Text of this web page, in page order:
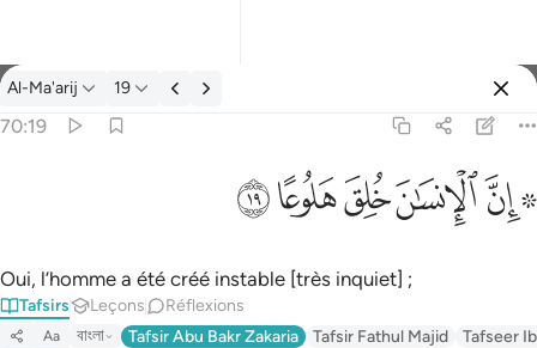
Tafsir: Al-Ma'arij 70:19
Al-Ma'arij 19
70:19
ﱪ ﱫﱬﱭﱮﱯ
Oui, l’homme a été créé instable [très inquiet] ;
Tafsirs Leçons Réflexions
Aa বাংলা Tafsir Abu Bakr Zakaria Tafsir Fathul Majid Tafseer